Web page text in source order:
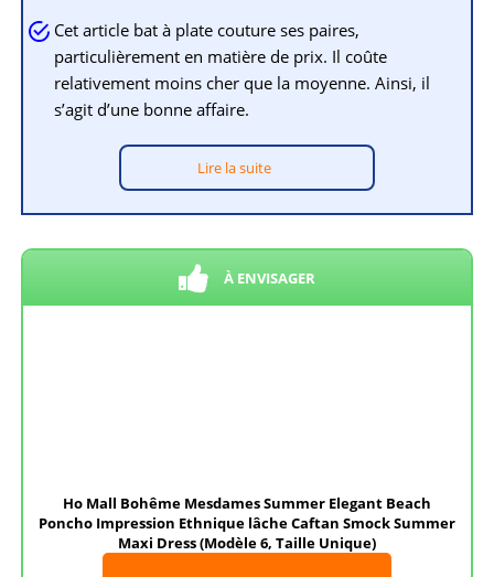
Cet article bat à plate couture ses paires,
particulièrement en matière de prix. Il coûte
relativement moins cher que la moyenne. Ainsi, il
s’agit d’une bonne affaire.
Lire la suite
À ENVISAGER
Ho Mall Bohême Mesdames Summer Elegant Beach
Poncho Impression Ethnique lâche Caftan Smock Summer
Maxi Dress (Modèle 6, Taille Unique)